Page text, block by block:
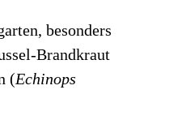
besonders
Brandkraut
(Echinops